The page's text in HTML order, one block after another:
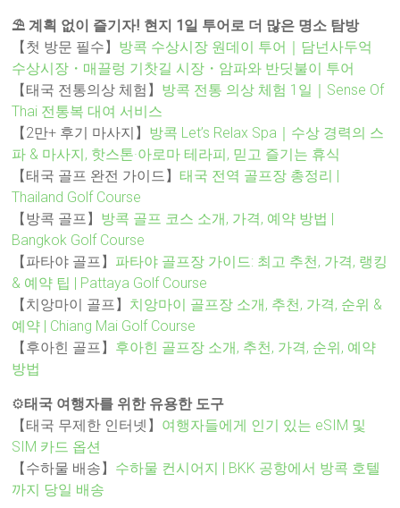
⛱️ 계획 없이 즐기자! 현지 1일 투어로 더 많은 명소 탐방
【첫 방문 필수】 방콕 수상시장 원데이 투어｜담넌사두억
수상시장・매끌렁 기찻길 시장・암파와 반딧불이 투어
【태국 전통의상 체험】 방콕 전통 의상 체험 1일｜Sense Of
Thai 전통복 대여 서비스
【2만+ 후기 마사지】 방콕 Let’s Relax Spa｜수상 경력의 스
파 & 마사지, 핫스톤·아로마 테라피, 믿고 즐기는 휴식
【태국 골프 완전 가이드】태국 전역 골프장 총정리 |
Thailand Golf Course
【방콕 골프】 방콕 골프 코스 소개, 가격, 예약 방법 |
Bangkok Golf Course
【파타야 골프】 파타야 골프장 가이드: 최고 추천, 가격, 랭킹
& 예약 팁 | Pattaya Golf Course
【치앙마이 골프】 치앙마이 골프장 소개, 추천, 가격, 순위 &
예약 | Chiang Mai Golf Course
【후아힌 골프】 후아힌 골프장 소개, 추천, 가격, 순위, 예약
방법
⚙️태국 여행자를 위한 유용한 도구
【태국 무제한 인터넷】 여행자들에게 인기 있는 eSIM 및
SIM 카드 옵션
【수하물 배송】 수하물 컨시어지 | BKK 공항에서 방콕 호텔
까지 당일 배송